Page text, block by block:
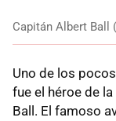
Capitán Albert Ball
Uno de los
fue el héroe de la
Ball. El famoso